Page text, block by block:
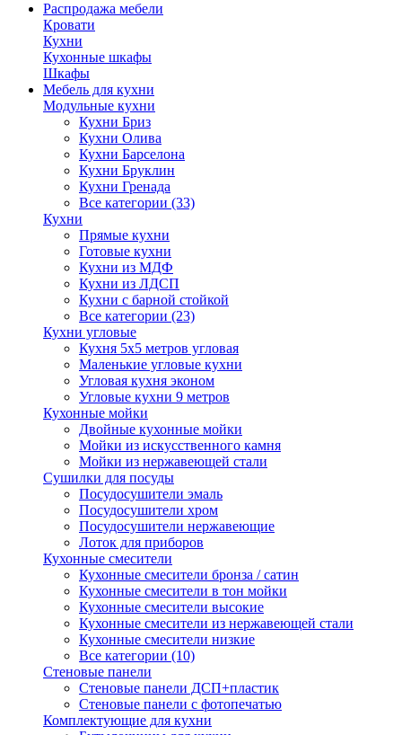
Распродажа мебели
Кровати
Кухни
Кухонные шкафы
Шкафы
Мебель для кухни
Модульные кухни
Кухни Бриз
Кухни Олива
Кухни Барселона
Кухни Бруклин
Кухни Гренада
Все категории (33)
Кухни
Прямые кухни
Готовые кухни
Кухни из МДФ
Кухни из ЛДСП
Кухни с барной стойкой
Все категории (23)
Кухни угловые
Кухня 5х5 метров угловая
Маленькие угловые кухни
Угловая кухня эконом
Угловые кухни 9 метров
Кухонные мойки
Двойные кухонные мойки
Мойки из искусственного камня
Мойки из нержавеющей стали
Сушилки для посуды
Посудосушители эмаль
Посудосушители хром
Посудосушители нержавеющие
Лоток для приборов
Кухонные смесители
Кухонные смесители бронза / сатин
Кухонные смесители в тон мойки
Кухонные смесители высокие
Кухонные смесители из нержавеющей стали
Кухонные смесители низкие
Все категории (10)
Стеновые панели
Стеновые панели ДСП+пластик
Стеновые панели с фотопечатью
Комплектующие для кухни